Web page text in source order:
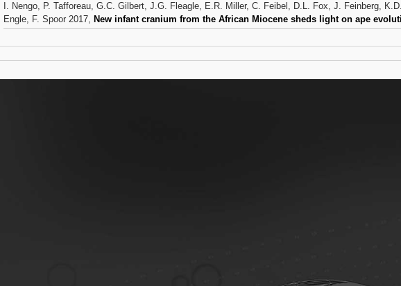
I. Nengo, P. Tafforeau, G.C. Gilbert, J.G. Fleagle, E.R. Miller, C. Feibel, D.L. Fox, J. Feinberg,
Engle, F. Spoor 2017, New infant cranium from the African Miocene sheds light on ape